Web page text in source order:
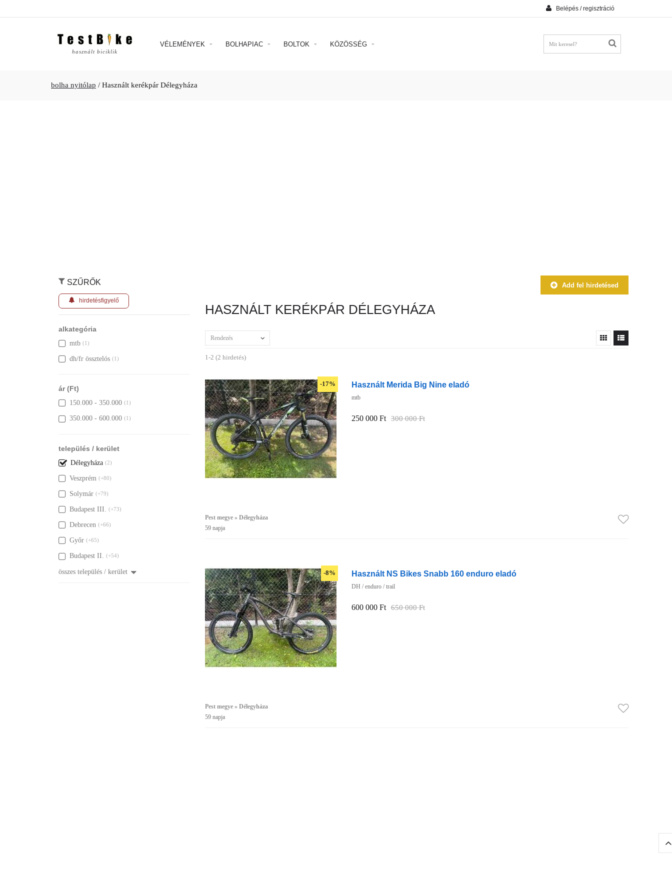
Belépés / regisztráció
használt biciklik
VÉLEMÉNYEK BOLHAPIAC BOLTOK KÖZÖSSÉG
bolha nyitólap / Használt kerékpár Délegyháza
SZŰRŐK
hirdetésfigyelő
alkategória
mtb (1)
dh/fr össztelós (1)
ár (Ft)
150.000 - 350.000 (1)
350.000 - 600.000 (1)
település / kerület
Délegyháza (2)
Veszprém (+80)
Solymár (+79)
Budapest III. (+73)
Debrecen (+66)
Győr (+65)
Budapest II. (+54)
összes település / kerület
Add fel hirdetésed
HASZNÁLT KERÉKPÁR DÉLEGYHÁZA
Rendezés
1-2 (2 hirdetés)
-17% Használt Merida Big Nine eladó
mtb
250 000 Ft 300 000 Ft
Pest megye » Délegyháza
59 napja
-8% Használt NS Bikes Snabb 160 enduro eladó
DH / enduro / trail
600 000 Ft 650 000 Ft
Pest megye » Délegyháza
59 napja